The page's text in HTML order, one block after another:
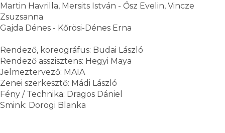
Martin Havrilla, Mersits István - Ősz Evelin, Vincze
Zsuzsanna
Gajda Dénes - Kőrösi-Dénes Erna
Rendező, koreográfus: Budai László
Rendező asszisztens: Hegyi Maya
Jelmeztervező: MAIA
Zenei szerkesztő: Mádi László
Fény / Technika: Dragos Dániel
Smink: Dorogi Blanka